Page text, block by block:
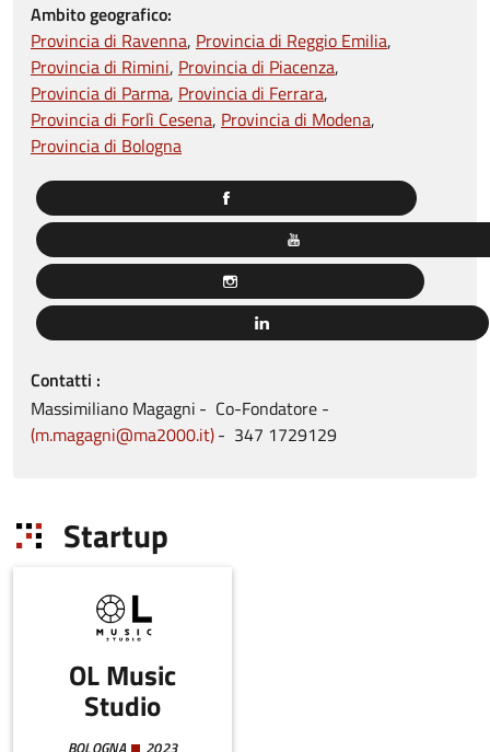
Ambito geografico:
Provincia di Ravenna Provincia di Reggio Emilia
Provincia di Rimini Provincia di Piacenza
Provincia di Parma Provincia di Ferrara
Provincia di Forlì Cesena Provincia di Modena
Provincia di Bologna
Contatti
Massimiliano Magagni
Co-Fondatore
m.magagni@ma2000.it
347 1729129
Startup
OL Music
Studio